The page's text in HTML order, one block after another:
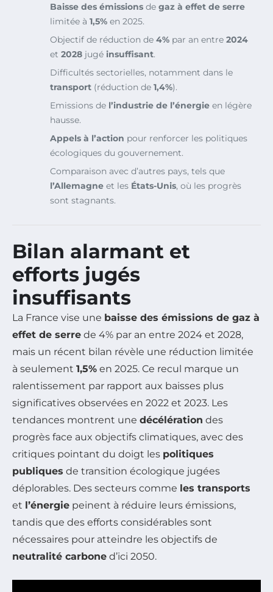
Baisse des émissions de gaz à effet de serre
limitée à 1,5% en 2025.
Objectif de réduction de 4% par an entre 2024
et 2028 jugé insuffisant.
Difficultés sectorielles, notamment dans le
transport (réduction de 1,4%).
Emissions de l’industrie de l’énergie en légère
hausse.
Appels à l’action pour renforcer les politiques
écologiques du gouvernement.
Comparaison avec d’autres pays, tels que
l’Allemagne et les États-Unis, où les progrès
sont stagnants.
Bilan alarmant et
efforts jugés
insuffisants
La France vise une baisse des émissions de gaz à
effet de serre de 4% par an entre 2024 et 2028,
mais un récent bilan révèle une réduction limitée
à seulement 1,5% en 2025. Ce recul marque un
ralentissement par rapport aux baisses plus
significatives observées en 2022 et 2023. Les
tendances montrent une décélération des
progrès face aux objectifs climatiques, avec des
critiques pointant du doigt les politiques
publiques de transition écologique jugées
déplorables. Des secteurs comme les transports
et l’énergie peinent à réduire leurs émissions,
tandis que des efforts considérables sont
nécessaires pour atteindre les objectifs de
neutralité carbone d’ici 2050.